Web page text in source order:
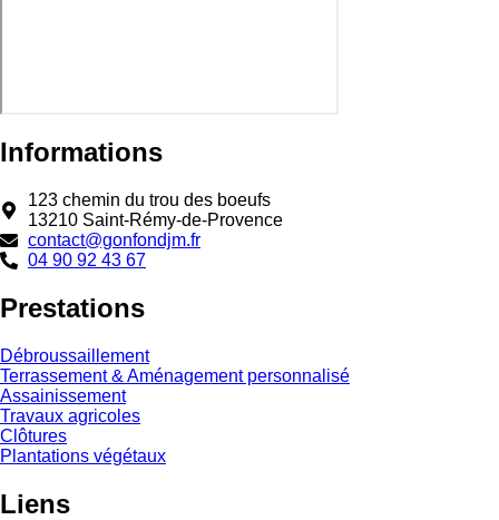
Informations
123 chemin du trou des boeufs
13210 Saint-Rémy-de-Provence
contact@gonfondjm.fr
04 90 92 43 67
Prestations
Débroussaillement
Terrassement & Aménagement personnalisé
Assainissement
Travaux agricoles
Clôtures
Plantations végétaux
Liens